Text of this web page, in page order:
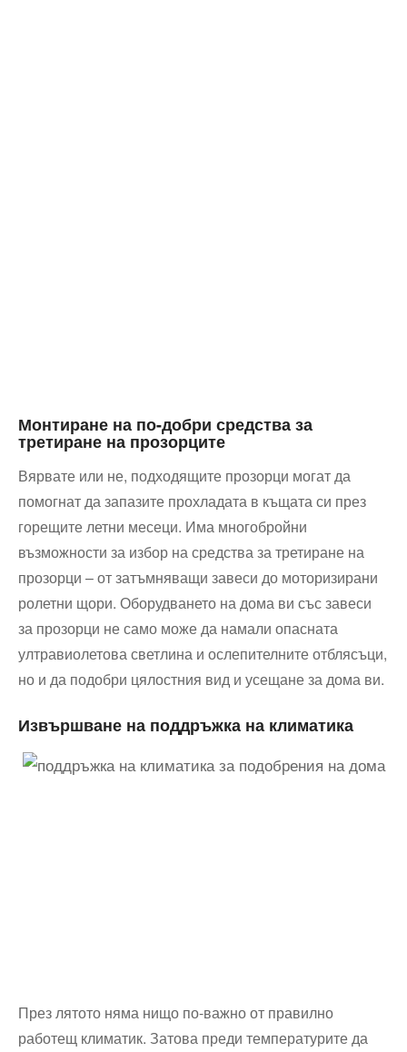
Монтиране на по-добри средства за
третиране на прозорците
Вярвате или не, подходящите прозорци могат да
помогнат да запазите прохладата в къщата си през
горещите летни месеци. Има многобройни
възможности за избор на средства за третиране на
прозорци – от затъмняващи завеси до моторизирани
ролетни щори. Оборудването на дома ви със завеси
за прозорци не само може да намали опасната
ултравиолетова светлина и ослепителните отблясъци,
но и да подобри цялостния вид и усещане за дома ви.
Извършване на поддръжка на климатика
През лятото няма нищо по-важно от правилно
работещ климатик. Затова преди температурите да